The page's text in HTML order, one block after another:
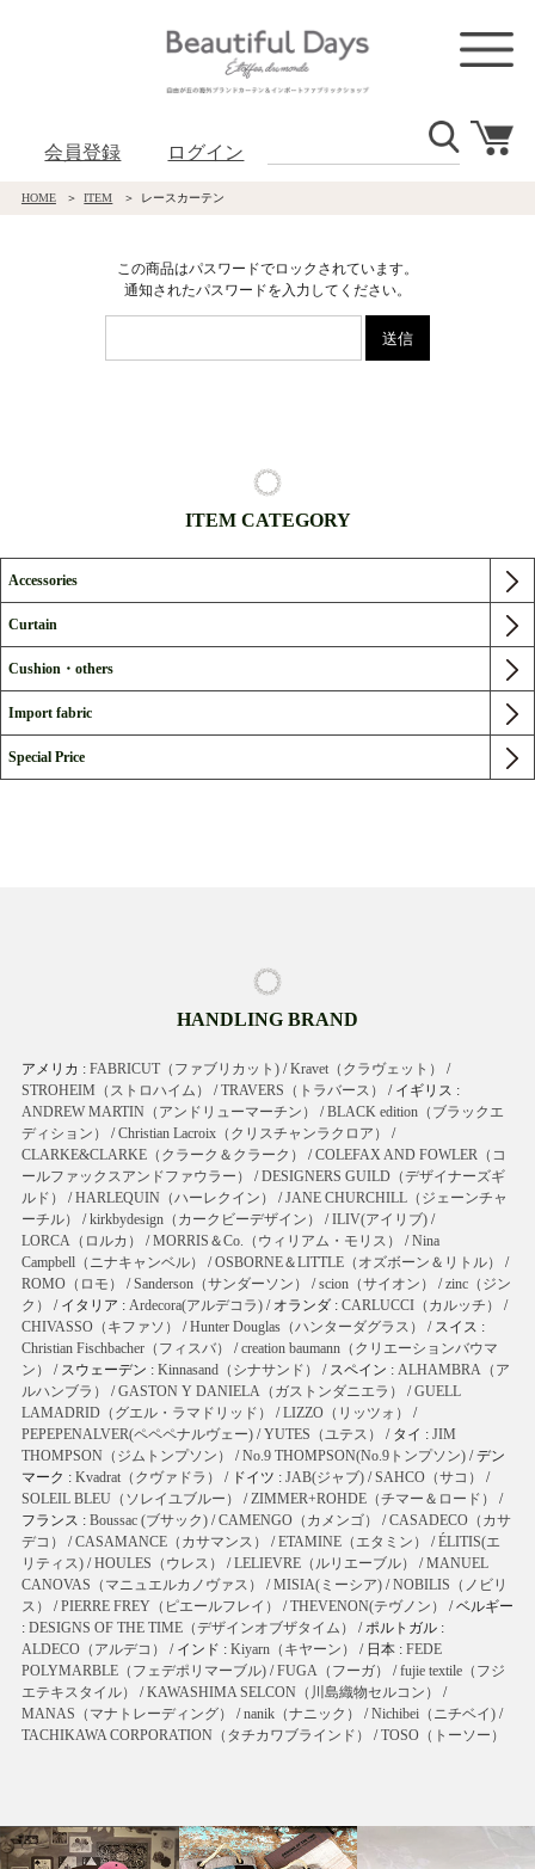
会員登録 ログイン
HOME ITEM レースカーテン
この商品はパスワードでロックされています。
通知されたパスワードを入力してください。
ITEM CATEGORY
Accessories
Curtain
Cushion・others
Import fabric
Special Price
HANDLING BRAND
アメリカ : FABRICUT（ファブリカット)/Kravet（クラヴェット）
/
STROHEIM（ストロハイム）
/TRAVERS（トラバース）
/ イギリス :
ANDREW MARTIN（アンドリューマーチン）
/BLACK edition（ブラックエ
ディション）
/Christian Lacroix（クリスチャンラクロア）
/
CLARKE&CLARKE（クラーク＆クラーク）
/COLEFAX AND FOWLER（コ
ールファックスアンドファウラー）
/DESIGNERS GUILD（デザイナーズギ
ルド）
/HARLEQUIN（ハーレクイン） /JANE CHURCHILL（ジェーンチャ
ーチル）
/kirkbydesign（カークビーデザイン） /ILIV(アイリブ)/
LORCA（ロルカ）
/MORRIS＆Co.（ウィリアム・モリス） /Nina
Campbell（ニナキャンベル）
/OSBORNE＆LITTLE（オズボーン＆リトル）
/
ROMO（ロモ）
/Sanderson（サンダーソン） /scion（サイオン） /zinc（ジン
ク）
/ イタリア : Ardecora(アルデコラ)/ オランダ : CARLUCCI（カルッチ）
/
CHIVASSO（キファソ）
/Hunter Douglas（ハンターダグラス）
/ スイス :
Christian Fischbacher（フィスバ）
/creation baumann（クリエーションバウマ
ン）
/ スウェーデン : Kinnasand（シナサンド） / スペイン : ALHAMBRA（ア
ルハンブラ）
/GASTON Y DANIELA（ガストンダニエラ） /GUELL
LAMADRID（グエル・ラマドリッド）
/LIZZO（リッツォ）
/
PEPEPENALVER(ペペペナルヴェー)/YUTES（ユテス） / タイ : JIM
THOMPSON（ジムトンプソン）
/No.9 THOMPSON(No.9トンプソン)/ デン
マーク : Kvadrat（クヴァドラ） / ドイツ : JAB(ジャブ)/SAHCO（サコ）
/
SOLEIL BLEU（ソレイユブルー）
/ ZIMMER+ROHDE（チマー＆ロード）
/
フランス : Boussac (ブサック)/CAMENGO（カメンゴ） /CASADECO（カサ
デコ）
/CASAMANCE（カサマンス） /ETAMINE（エタミン） /ÉLITIS(エ
リティス)/HOULES（ウレス） /LELIEVRE（ルリエーブル） /MANUEL
CANOVAS（マニュエルカノヴァス）
/MISIA(ミーシア)/NOBILIS（ノビリ
ス）
/PIERRE FREY（ピエールフレイ） /THEVENON(テヴノン）
/ ベルギー
: DESIGNS OF THE TIME（デザインオブザタイム）
/ ポルトガル :
ALDECO（アルデコ）
/ インド : Kiyarn（キヤーン） / 日本 : FEDE
POLYMARBLE（フェデポリマーブル)/FUGA（フーガ） /fujie textile（フジ
エテキスタイル）
/KAWASHIMA SELCON（川島織物セルコン）
/
MANAS（マナトレーディング）
/nanik（ナニック） /Nichibei（ニチベイ)/
TACHIKAWA CORPORATION（タチカワブラインド）
/TOSO（トーソー）